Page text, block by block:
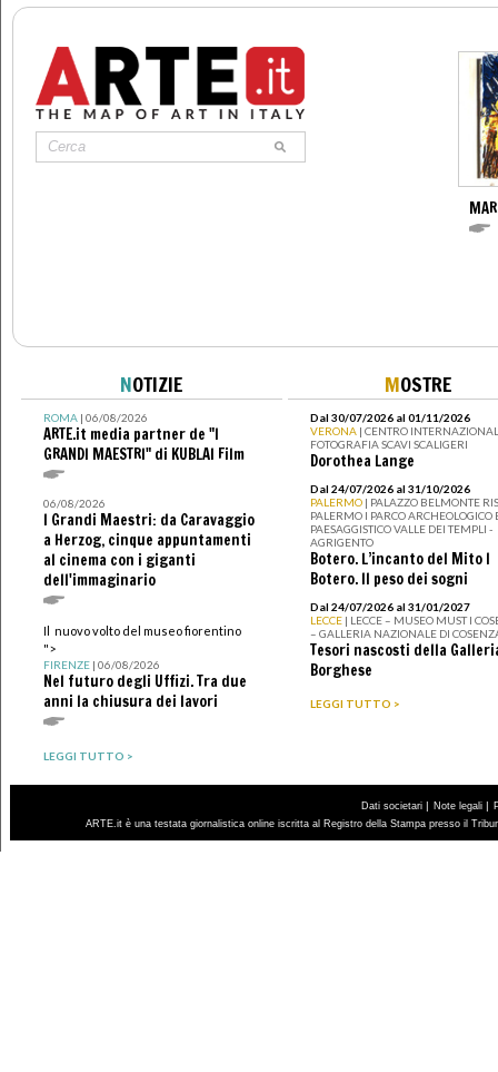
NOTIZIE
ROMA| 06/08/2026
ARTE.it media partner de "I
GRANDI MAESTRI" di KUBLAI Film
06/08/2026
I Grandi Maestri: da Caravaggio
a Herzog, cinque appuntamenti
al cinema con i giganti
dell'immaginario
Il nuovo volto del museo fiorentino
">
FIRENZE| 06/08/2026
Nel futuro degli Uffizi. Tra due
anni la chiusura dei lavori
LEGGI TUTTO >
MOSTRE
Dal 30/07/2026 al 01/11/2026
VERONA | CENTRO
FOTOGRAFIA SCAVI SCALIGERI
Dorothea Lange
Dal 24/07/2026 al 31/10/2026
PALERMO | PALAZZO BELMONTE
PALERMO I PARCO ARCHEOLOGICO
PAESAGGISTICO VALLE DEI TEMPLI -
AGRIGENTO
Botero. L’incanto del Mito I
Botero. Il peso dei sogni
Dal 24/07/2026 al 31/01/2027
LECCE | LECCE – MUSEO MUST I
– GALLERIA NAZIONALE DI
Tesori nascosti della
Borghese
LEGGI TUTTO >
Dati societari | Note legali |
ARTE.it è una testata giornalistica online iscritta al Registro della Stampa presso il